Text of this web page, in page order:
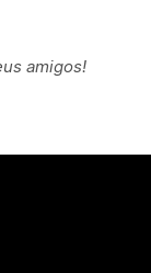
amigos!